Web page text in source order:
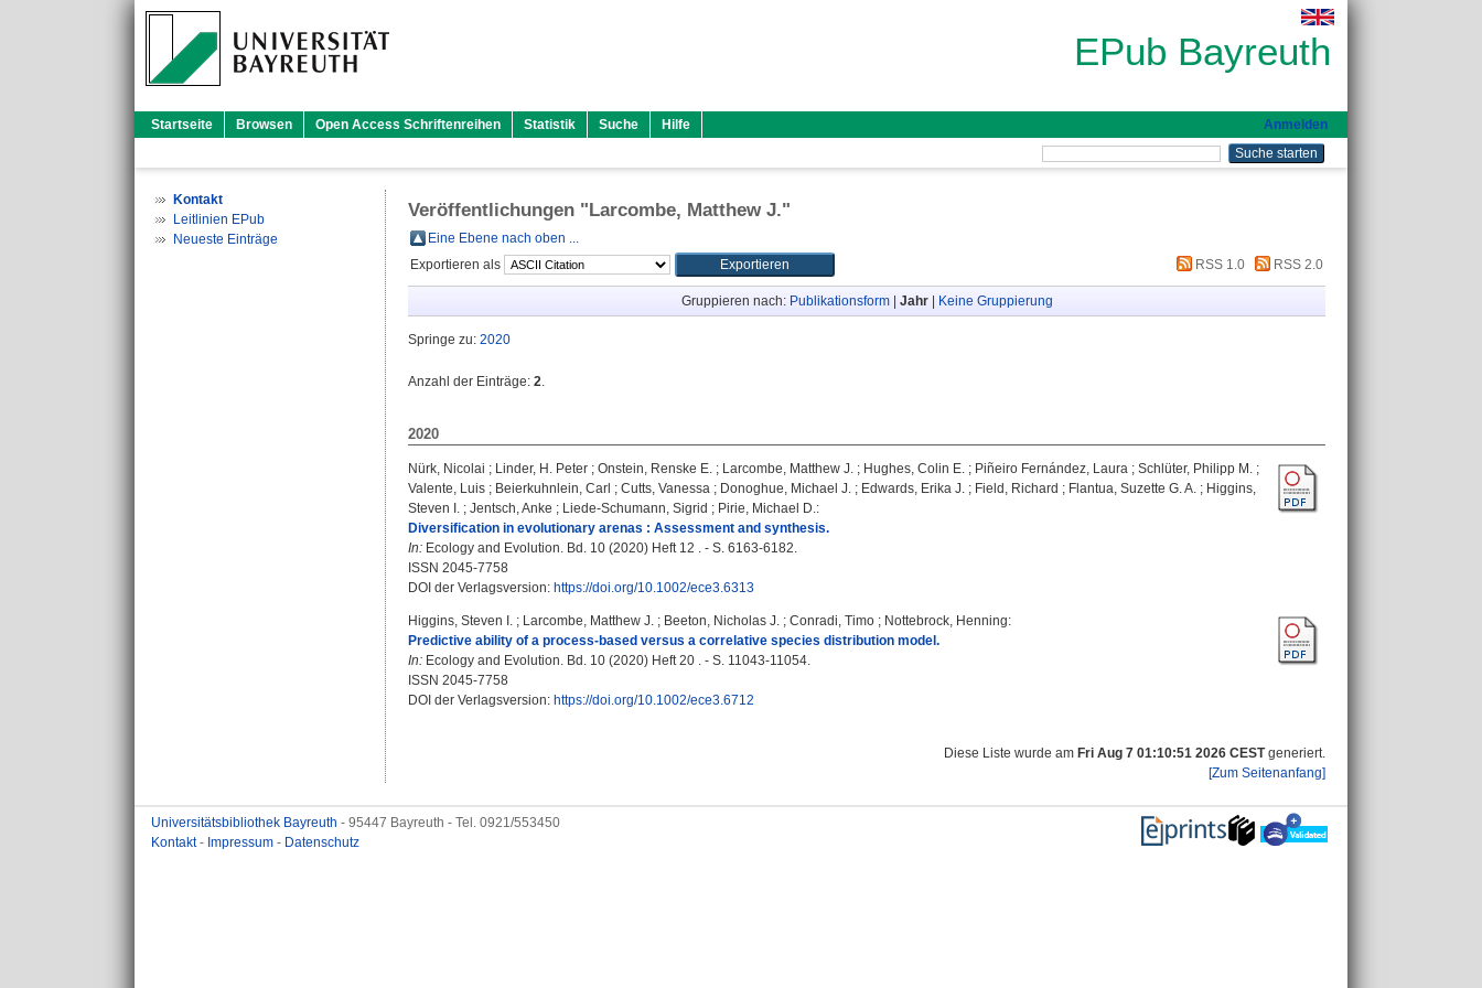
EPub Bayreuth
Startseite Browsen Open Access Schriftenreihen Statistik Suche Hilfe Anmelden
Kontakt
Leitlinien EPub
Neueste Einträge
Veröffentlichungen "Larcombe, Matthew J."
Eine Ebene nach oben ...
Exportieren als
RSS 1.0 RSS 2.0
Gruppieren nach: Publikationsform| Jahr| Keine Gruppierung
Springe zu: 2020
Anzahl der Einträge: 2.
2020
Nürk, Nicolai ; Linder, H. Peter ; Onstein, Renske E. ; Larcombe, Matthew J. ; Hughes, Colin E. ; Piñeiro Fernández, Laura ; Schlüter, Philipp M. ;
Valente, Luis ; Beierkuhnlein, Carl ; Cutts, Vanessa ; Donoghue, Michael J. ; Edwards, Erika J. ; Field, Richard ; Flantua, Suzette G. A. ; Higgins,
Steven I. ; Jentsch, Anke ; Liede-Schumann, Sigrid ; Pirie, Michael D.:
Diversification in evolutionary arenas : Assessment and synthesis.
In: Ecology and Evolution. Bd. 10 (2020) Heft 12 . - S. 6163-6182.
ISSN 2045-7758
DOI der Verlagsversion: https://doi.org/10.1002/ece3.6313
Higgins, Steven I. ; Larcombe, Matthew J. ; Beeton, Nicholas J. ; Conradi, Timo ; Nottebrock, Henning:
Predictive ability of a process-based versus a correlative species distribution model.
In: Ecology and Evolution. Bd. 10 (2020) Heft 20 . - S. 11043-11054.
ISSN 2045-7758
DOI der Verlagsversion: https://doi.org/10.1002/ece3.6712
Diese Liste wurde am Fri Aug 7 01:10:51 2026 CESTgeneriert.
[Zum Seitenanfang]
Universitätsbibliothek Bayreuth - 95447 Bayreuth - Tel. 0921/553450
Kontakt- Impressum - Datenschutz